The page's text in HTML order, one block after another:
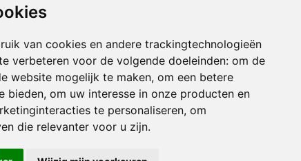
van cookies en andere trackingtechnologieën
verbeteren voor de volgende doeleinden: om de
website mogelijk te maken, om een betere
bieden, om uw interesse in onze producten en
te personaliseren, om
die relevanter voor u zijn.
Van Uw Garage lampernisse
Van Uw Garage lapscheure
Van Uw Garage lauwe